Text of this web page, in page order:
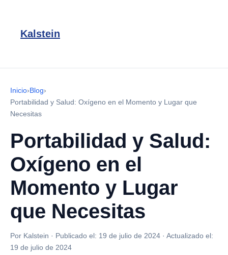
Kalstein
Inicio›Blog›
Portabilidad y Salud: Oxígeno en el Momento y Lugar que
Necesitas
Portabilidad y Salud:
Oxígeno en el
Momento y Lugar
que Necesitas
Por Kalstein · Publicado el: 19 de julio de 2024 · Actualizado el:
19 de julio de 2024